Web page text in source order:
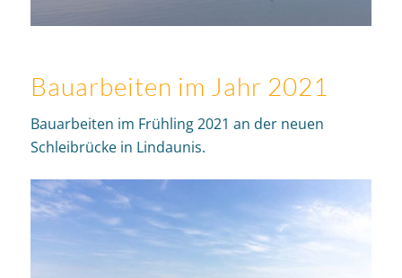
Bauarbeiten im Jahr 2021
Bauarbeiten im Frühling 2021 an der neuen
Schleibrücke in Lindaunis.